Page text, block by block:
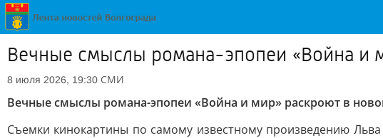
Вечные смыслы романа-эпопеи «Война и
8 июля 2026, 19:30 СМИ
Вечные смыслы романа-эпопеи «Война и мир» раскроют в
Съемки кинокартины по самому известному произведению